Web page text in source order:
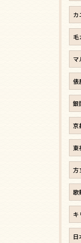
カ
毛
マ
俵
銀
京
東
方
歌
キ
日